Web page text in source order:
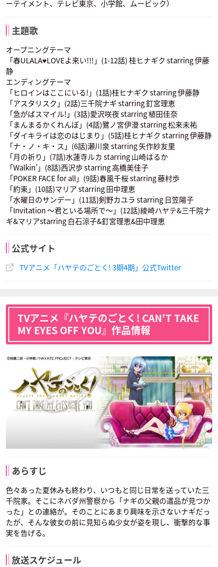
ーテイメント、テレビ東京、小学館、ムービック）
主題歌
オープニングテーマ
「春ULALA♥LOVEよ来い!!!」(1-12話) 桂ヒナギク starring 伊藤
静
エンディングテーマ
「ヒロインはここにいる!」(1話)桂ヒナギク starring 伊藤静
「アスタリスク」(2話)三千院ナギ starring 釘宮理恵
「急がばスマイル!」(3話)愛沢咲夜 starring 植田佳奈
「まんまるかくれんぼ」(4話)鷺ノ宮伊澄 starring 松来未祐
「ダイキライは恋のはじまり」(5話)桂ヒナギク starring 伊藤静
「ナ・ノ・キ・ス」(6話)瀬川泉 starring 矢作紗友里
「月の祈り」(7話)水蓮寺ルカ starring 山崎はるか
「Walkin’」(8話)西沢歩 starring 高橋美佳子
「POKER FACE for all」(9話)春風千桜 starring 藤村歩
「約束」(10話)マリア starring 田中理恵
「水曜日のサンデー」(11話)剣野カユラ starring 日笠陽子
「Invitation 〜君といる場所で〜」(12話)綾崎ハヤテ&三千院ナ
ギ&マリアstarring 白石涼子&釘宮理恵&田中理恵
公式サイト
TVアニメ「ハヤテのごとく! 3期4期」公式Twitter
TVアニメ『ハヤテのごとく! CAN'T TAKE
MY EYES OFF YOU』作品情報
あらすじ
色々あった夏休みも終わり、いつもと同じ日常を送っていた三
千院家。そこにネバダ州警察から「ナギの父親の遺品が見つか
った」との連絡が。そのことにあまり興味を示さないナギだっ
たが、そんな彼女の前に見知らぬ少女が姿を現し、衝撃的な事
実を告げる。
放送スケジュール